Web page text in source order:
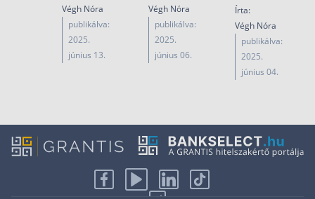
Végh Nóra
publikálva:
2025.
június 13.
Végh Nóra
publikálva:
2025.
június 06.
Írta:
Végh Nóra
publikálva:
2025.
június 04.